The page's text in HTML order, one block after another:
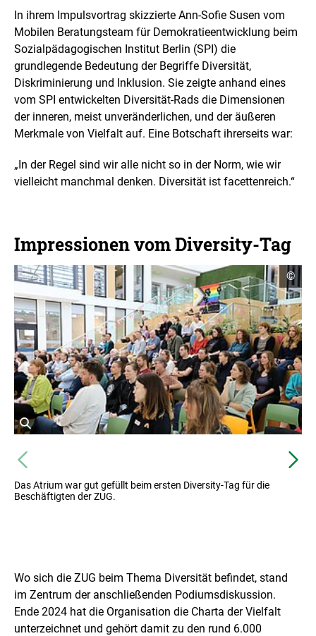
g
r
ö
e
r
t
e
n
D
r
s
u
g
In ihrem Impulsvortrag skizzierte Ann-Sofie Susen vom
Mobilen Beratungsteam für Demokratieentwicklung beim
Sozialpädagogischen Institut Berlin (SPI) die
grundlegende Bedeutung der Begriffe Diversität,
Diskriminierung und Inklusion. Sie zeigte anhand eines
vom SPI entwickelten Diversität-Rads die Dimensionen
der inneren, meist unveränderlichen, und der äußeren
Merkmale von Vielfalt auf. Eine Botschaft ihrerseits war:
„In der Regel sind wir alle nicht so in der Norm, wie wir
vielleicht manchmal denken. Diversität ist facettenreich.“
Impressionen vom Diversity-Tag
Vorheriges
Bild
in
einer
vergrößerten
©
Das Atrium war gut gefüllt beim ersten Diversity-Tag für die
Beschäftigten der ZUG.
Wo sich die ZUG beim Thema Diversität befindet, stand
im Zentrum der anschließenden Podiumsdiskussion.
Ende 2024 hat die Organisation die Charta der Vielfalt
unterzeichnet und gehört damit zu den rund 6.000